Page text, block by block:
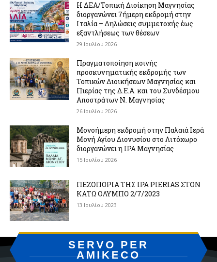
Η ΔΕΑ/Τοπική Διοίκηση Μαγνησίας
διοργανώνει 7ήμερη εκδρομή στην
Ιταλία – Δηλώσεις συμμετοχής έως
εξαντλήσεως των θέσεων
29 Ιουλίου 2026
Πραγματοποίηση κοινής
προσκυνηματικής εκδρομής των
Τοπικών Διοικήσεων Μαγνησίας και
Πιερίας της Δ.Ε.Α. και του Συνδέσμου
Αποστράτων Ν. Μαγνησίας
26 Ιουλίου 2026
Μονοήμερη εκδρομή στην Παλαιά Ιερά
Μονή Αγίου Διονυσίου στο Λιτόχωρο
διοργανώνει η IPA Μαγνησίας
15 Ιουλίου 2026
ΠΕΖΟΠΟΡΙΑ ΤΗΣ IPA PIERIAS ΣΤΟΝ
ΚΑΤΩ ΟΛΥΜΠΟ 2/7/2023
13 Ιουλίου 2023
SERVO PER
AMIKECO